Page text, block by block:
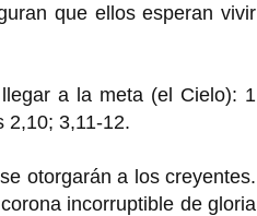
que ellos esperan vivir
a la meta (el Cielo): 1
2,10; 3,11-12.
otorgarán a los creyentes.
incorruptible de gloria